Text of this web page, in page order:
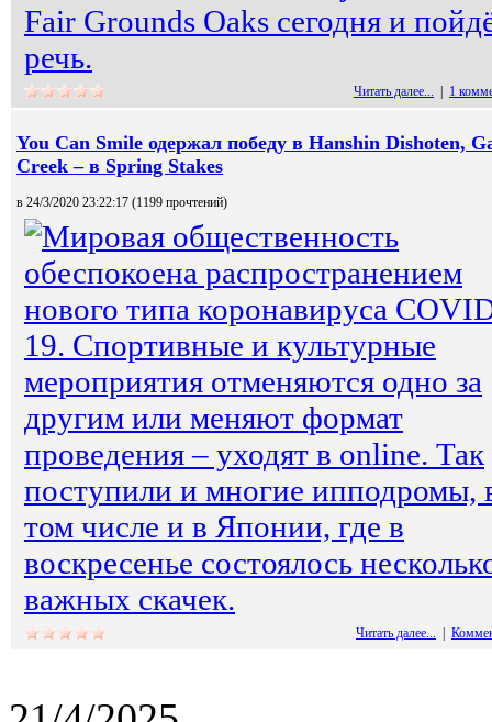
Fair Grounds Oaks сегодня и
речь.
Читать далее... | 1
You Can Smile одержал победу в Hanshin Dishoten,
Creek – в Spring Stakes
в 24/3/2020 23:22:17 (1199 прочтений)
Мировая общественность
обеспокоена распространением
нового типа коронавируса
19. Спортивные и культурные
мероприятия отменяются одно за
другим или меняют формат
проведения – уходят в online. Так
поступили и многие ипподромы,
том числе и в Японии, где в
воскресенье состоялось
важных скачек.
Читать далее... |